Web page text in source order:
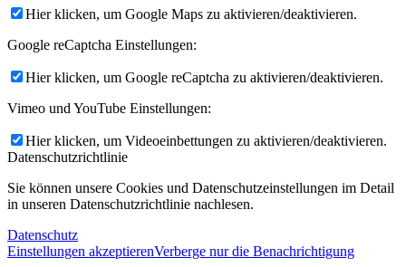
Hier klicken, um Google Maps zu aktivieren/deaktivieren.
Google reCaptcha Einstellungen:
Hier klicken, um Google reCaptcha zu aktivieren/deaktivieren.
Vimeo und YouTube Einstellungen:
Hier klicken, um Videoeinbettungen zu aktivieren/deaktivieren.
Datenschutzrichtlinie
Sie können unsere Cookies und Datenschutzeinstellungen im Detail
in unseren Datenschutzrichtlinie nachlesen.
Datenschutz
Einstellungen akzeptierenVerberge nur die Benachrichtigung